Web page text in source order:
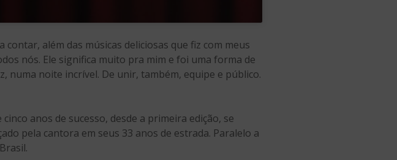
contar, além das músicas deliciosas que fiz com meus
nós. Ele significa muito pra mim e foi uma forma de
numa noite incrível. De unir, também, equipe e público.
anos de sucesso, desde a primeira edição, se
pela cantora em seus 33 anos de estrada. Paralelo a